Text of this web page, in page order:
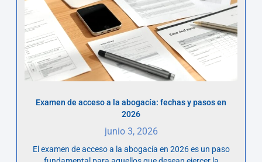
Examen de acceso a la abogacía: fechas y pasos en
2026
junio 3, 2026
El examen de acceso a la abogacía en 2026 es un paso